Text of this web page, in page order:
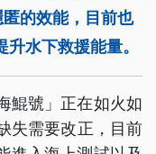
的效能，目前也
水下救援能量。
鯤號」正在如火如
失需要改正，目前